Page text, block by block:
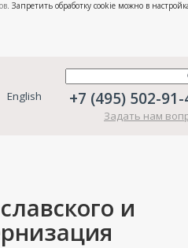
. Запретить обработку cookie можно в
English +7 (495) 502-91-
Задать нам
и